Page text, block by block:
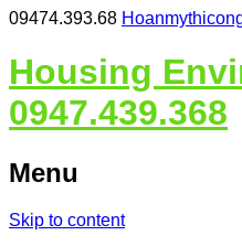
09474.393.68
Housing
0947.439.368
Menu
Skip to content